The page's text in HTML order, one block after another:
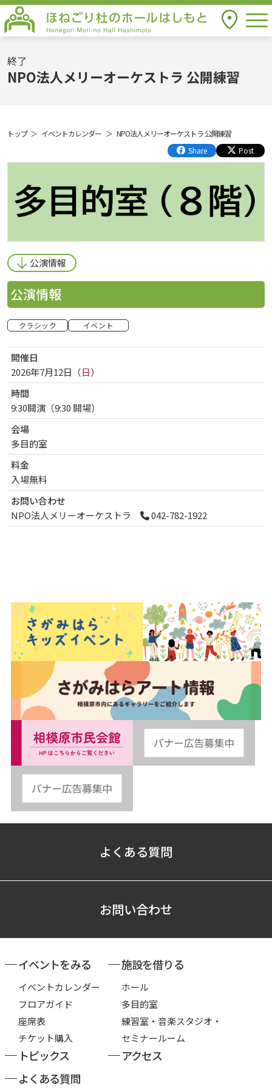
ほねごり杜のホールはしもと Honegori
Mori-no Hall Hashimoto
アクセス
終了
NPO法人メリーオーケストラ 公開練習
トップ イベントカレンダー
NPO法人メリーオーケストラ 公開練習
Share
Post
公演情報
公演情報
クラシック イベント
開催日
2026年7月12日（日
曜日
）
時間
9:30開演（9:30 開場）
会場
多目的室
料金
入場無料
お問い合わせ
NPO法人メリーオーケストラ
042-782-1922
よくある質問
お問い合わせ
イベントをみる
イベントカレンダー
フロアガイド
座席表
チケット購入
施設を借りる
ホール
多目的室
練習室・音楽スタジオ・
セミナールーム
トピックス
アクセス
よくある質問